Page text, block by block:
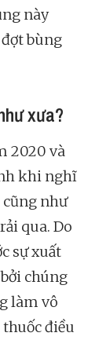
này
bùng
xưa?
2020 và
khi nghĩ
cũng như
qua. Do
sự xuất
chúng
làm vô
thuốc điều